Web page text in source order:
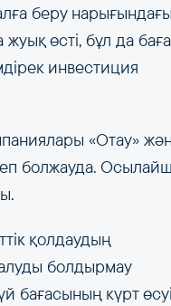
беру нарығындағы
өсті, бұл да баға
инвестиция
«Отау»
болжауда.
қолдаудың
болдырмау
бағасының күрт өсуі